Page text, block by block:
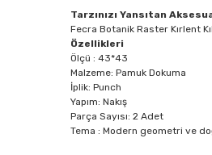
Tarzınızı Yansıtan
Fecra Botanik Raster Kırlent
Özellikleri
Ölçü : 43*43
Malzeme: Pamuk Dokuma
İplik: Punch
Yapım: Nakış
Parça Sayısı: 2 Adet
Tema : Modern geometri ve